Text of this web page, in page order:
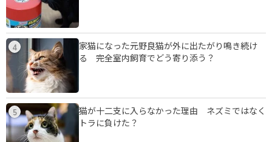
4
家猫になった元野良猫が外に出たがり鳴き続け
る 完全室内飼育でどう寄り添う？
5
猫が十二支に入らなかった理由 ネズミではなく
トラに負けた？